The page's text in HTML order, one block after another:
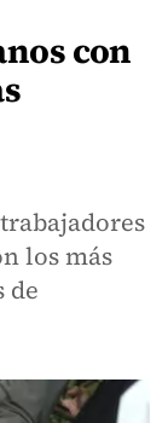
con
los más
de